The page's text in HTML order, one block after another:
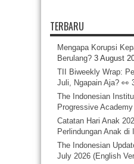
TERBARU
Mengapa Korupsi
Berulang? 3 August
TII Biweekly Wrap:
Juli, Ngapain Aja? 👀
The Indonesian
Progressive
Catatan Hari Anak
Perlindungan Anak di
The Indonesian
July 2026 (English